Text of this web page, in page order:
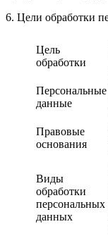
6. Цели обработки
Цель
обработки
Персональные
данные
Правовые
основания
Виды
обработки
персональных
данных